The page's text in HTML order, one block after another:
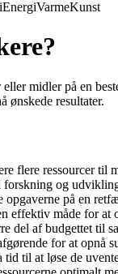
EnergiVarmeKunst
midler på en
ønskede resultater.
flere ressourcer til
og
på en
effektiv måde for at
del af budgettet til
for at opnå
tid til at løse de